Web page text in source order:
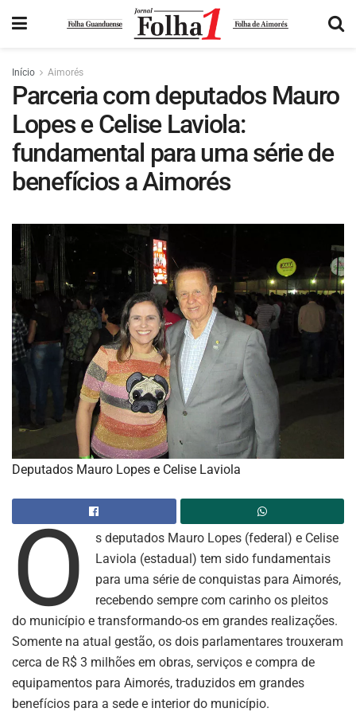
Início Aimorés
Parceria com deputados Mauro
Lopes e Celise Laviola:
fundamental para uma série de
benefícios a Aimorés
Deputados Mauro Lopes e Celise Laviola
O
s deputados Mauro Lopes (federal) e Celise
Laviola (estadual) tem sido fundamentais
para uma série de conquistas para Aimorés,
recebendo sempre com carinho os pleitos
do município e transformando-os em grandes realizações.
Somente na atual gestão, os dois parlamentares trouxeram
cerca de R$ 3 milhões em obras, serviços e compra de
equipamentos para Aimorés, traduzidos em grandes
benefícios para a sede e interior do município.